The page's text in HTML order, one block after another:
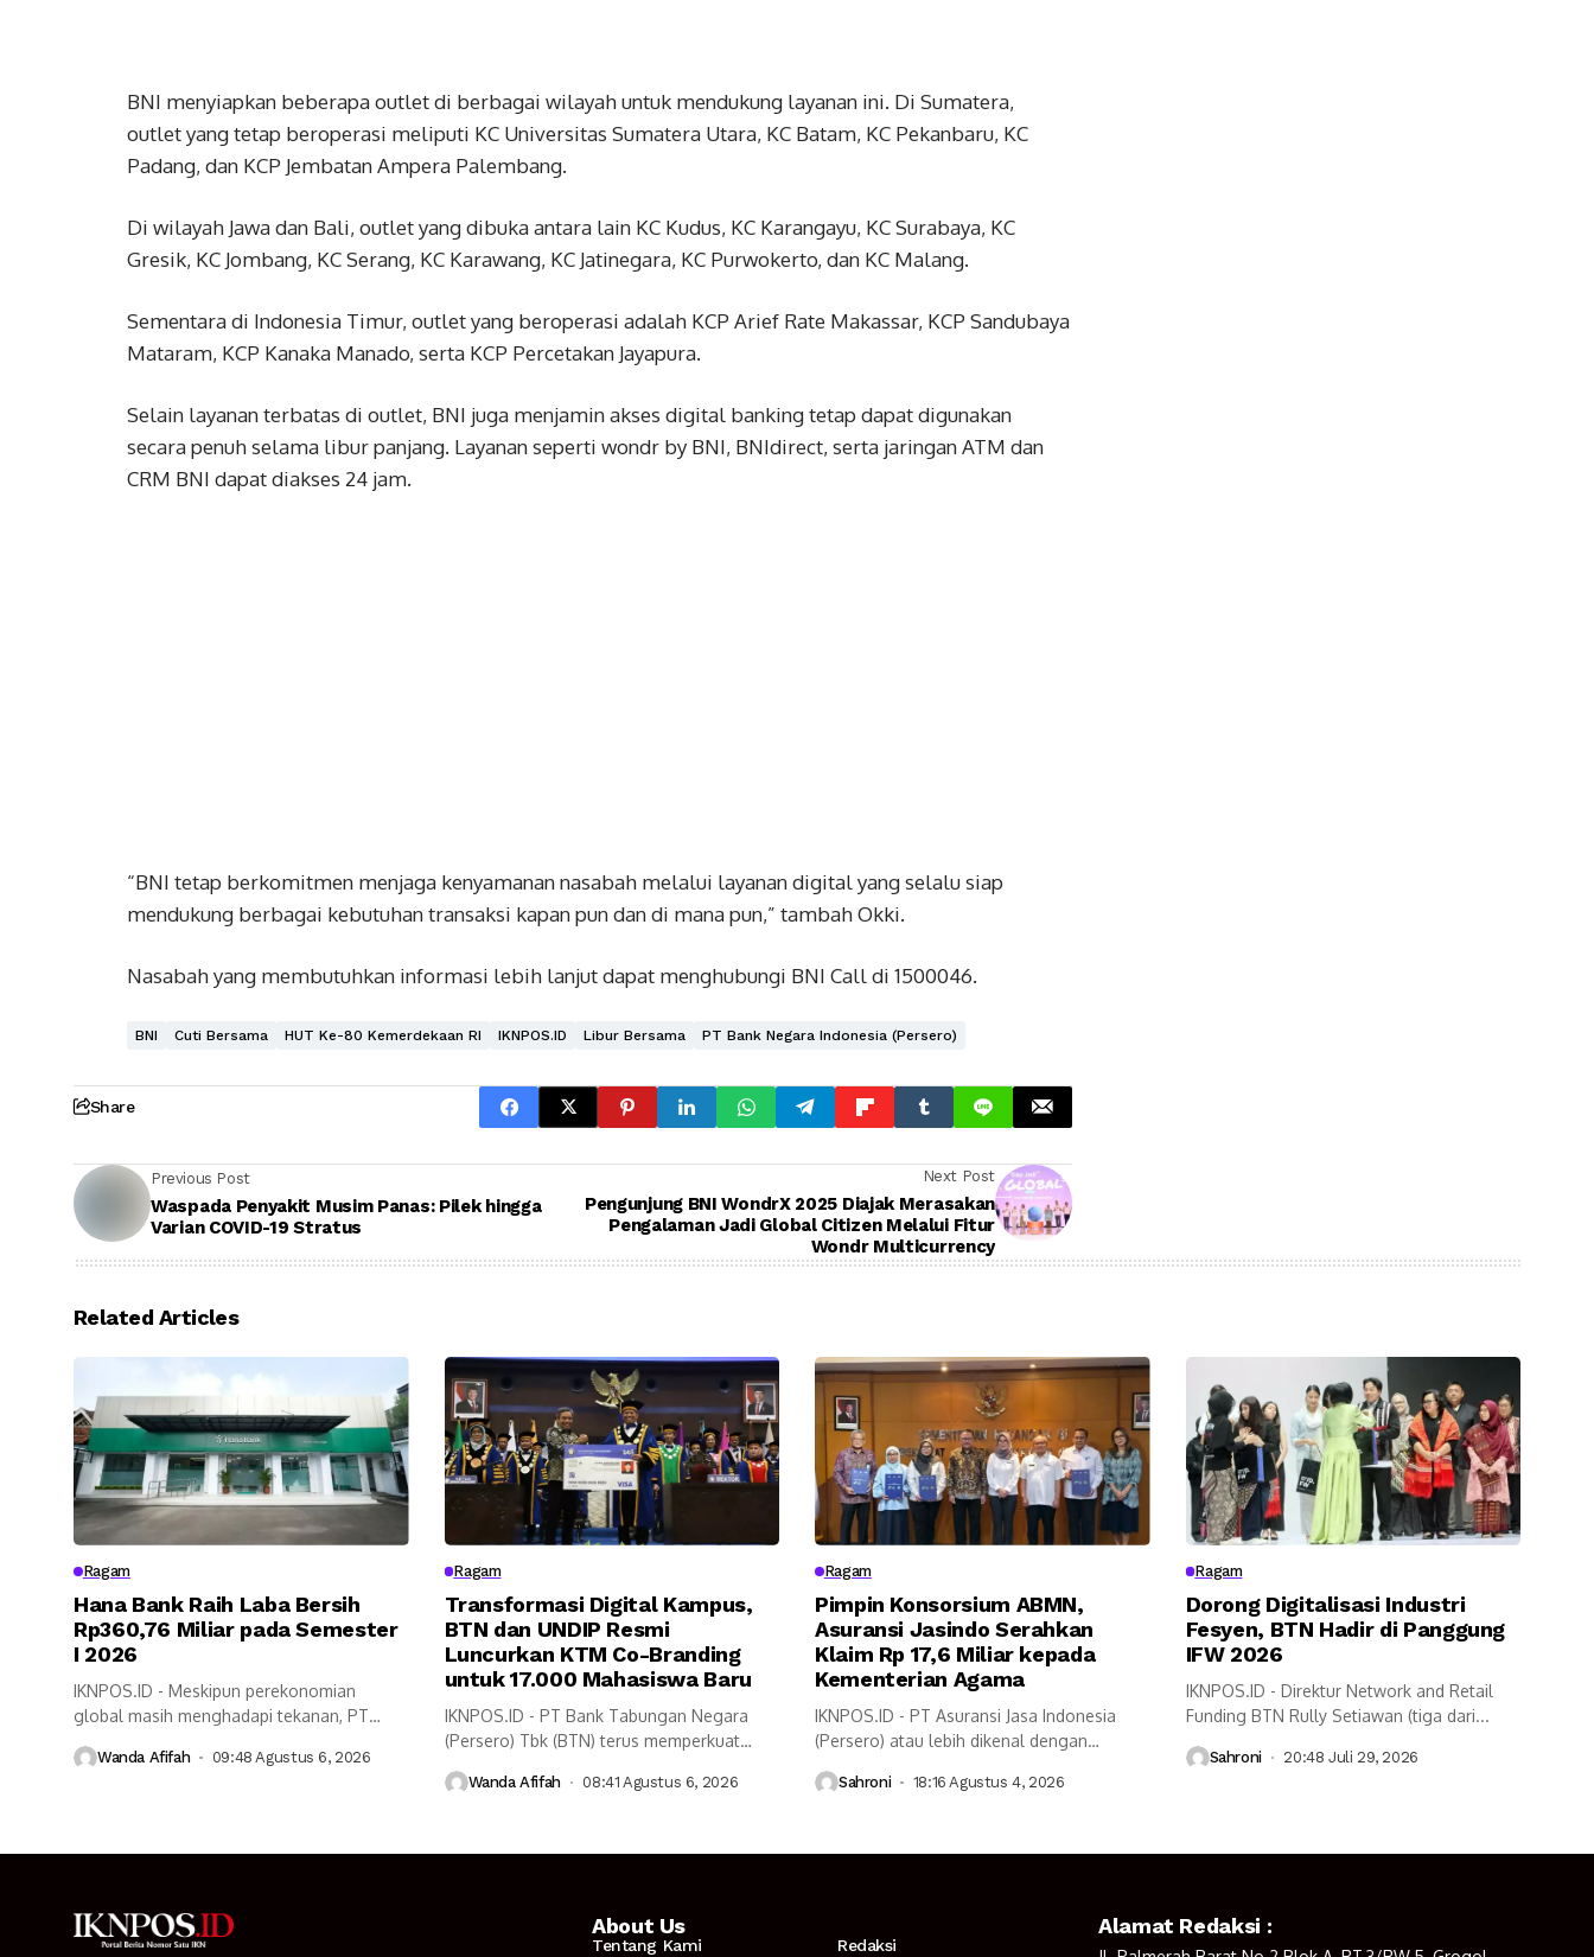
BNI menyiapkan beberapa outlet di berbagai wilayah untuk mendukung layanan ini. Di Sumatera,
outlet yang tetap beroperasi meliputi KC Universitas Sumatera Utara, KC Batam, KC Pekanbaru, KC
Padang, dan KCP Jembatan Ampera Palembang.
Di wilayah Jawa dan Bali, outlet yang dibuka antara lain KC Kudus, KC Karangayu, KC Surabaya, KC
Gresik, KC Jombang, KC Serang, KC Karawang, KC Jatinegara, KC Purwokerto, dan KC Malang.
Sementara di Indonesia Timur, outlet yang beroperasi adalah KCP Arief Rate Makassar, KCP Sandubaya
Mataram, KCP Kanaka Manado, serta KCP Percetakan Jayapura.
Selain layanan terbatas di outlet, BNI juga menjamin akses digital banking tetap dapat digunakan
secara penuh selama libur panjang. Layanan seperti wondr by BNI, BNIdirect, serta jaringan ATM dan
CRM BNI dapat diakses 24 jam.
“BNI tetap berkomitmen menjaga kenyamanan nasabah melalui layanan digital yang selalu siap
mendukung berbagai kebutuhan transaksi kapan pun dan di mana pun,” tambah Okki.
Nasabah yang membutuhkan informasi lebih lanjut dapat menghubungi BNI Call di 1500046.
BNI Cuti Bersama HUT Ke-80 Kemerdekaan RI IKNPOS.ID Libur Bersama PT Bank Negara Indonesia (Persero)
Share
Previous Post
Waspada Penyakit Musim Panas: Pilek hingga
Varian COVID-19 Stratus
Next Post
Pengunjung BNI WondrX 2025 Diajak Merasakan
Pengalaman Jadi Global Citizen Melalui Fitur
Wondr Multicurrency
Related Articles
Ragam
Hana Bank Raih Laba Bersih
Rp360,76 Miliar pada Semester
I 2026
IKNPOS.ID - Meskipun perekonomian
global masih menghadapi tekanan, PT
Wanda Afifah 09:48 Agustus 6, 2026
Ragam
Transformasi Digital Kampus,
BTN dan UNDIP Resmi
Luncurkan KTM Co-Branding
untuk 17.000 Mahasiswa Baru
IKNPOS.ID - PT Bank Tabungan Negara
(Persero) Tbk (BTN) terus memperkuat
Wanda Afifah 08:41 Agustus 6, 2026
Ragam
Pimpin Konsorsium ABMN,
Asuransi Jasindo Serahkan
Klaim Rp 17,6 Miliar kepada
Kementerian Agama
IKNPOS.ID - PT Asuransi Jasa Indonesia
(Persero) atau lebih dikenal dengan
Sahroni 18:16 Agustus 4, 2026
Ragam
Dorong Digitalisasi Industri
Fesyen, BTN Hadir di Panggung
IFW 2026
IKNPOS.ID - Direktur Network and Retail
Funding BTN Rully Setiawan (tiga dari...
Sahroni 20:48 Juli 29, 2026
About Us
Tentang Kami Redaksi
Alamat Redaksi :